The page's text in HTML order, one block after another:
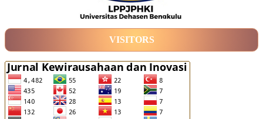
VISITORS